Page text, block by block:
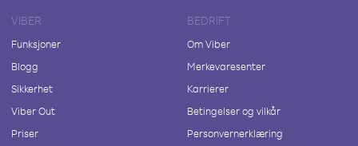
VIBER
Funksjoner
Blogg
Sikkerhet
Viber Out
Priser
BEDRIFT
Om Viber
Merkevaresenter
Karrierer
Betingelser og vilkår
Personvernerklæring